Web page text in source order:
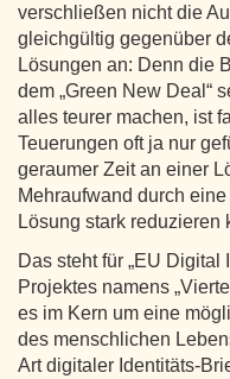
verschließen nicht die
gleichgültig gegenüber
Lösungen an: Denn die
dem „Green New Deal“
alles teurer machen, ist
Teuerungen oft ja nur
geraumer Zeit an einer
Mehraufwand durch
Lösung stark reduzieren
Das steht für „EU Digital
Projektes namens
es im Kern um eine
des menschlichen
Art digitaler Identitäts-